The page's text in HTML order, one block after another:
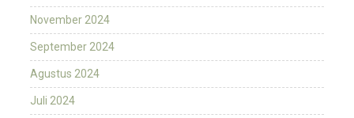
November 2024
September 2024
Agustus 2024
Juli 2024